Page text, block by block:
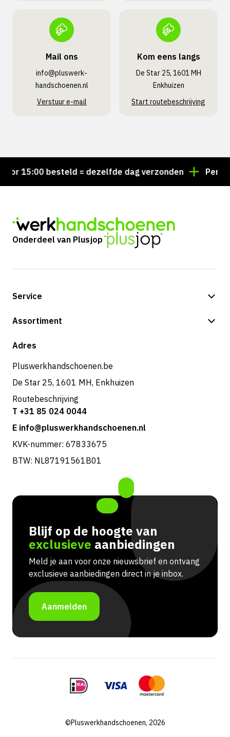
Mail ons
info@pluswerk­
handschoenen.nl
Verstuur e-mail
Kom eens langs
De Star 25, 1601 MH
Enkhuizen
Start routebeschrijving
15:00 besteld = dezelfde dag verzonden
Onderdeel van Plusjop
Service
Betalingsmogelijkheden
Assortiment
Shop
Adres
Pluswerkhandschoenen.be
De Star 25, 1601 MH, Enkhuizen
Routebeschrijving
T +31 85 024 0044
E info@pluswerkhandschoenen.nl
KVK-nummer: 67833675
BTW: NL87191561B01
Blijf op de hoogte van
exclusieve aanbiedingen
Meld je aan voor onze nieuwsbrief en ontvang
exclusieve aanbiedingen direct in je inbox.
Aanmelden
©Pluswerkhandschoenen, 2026